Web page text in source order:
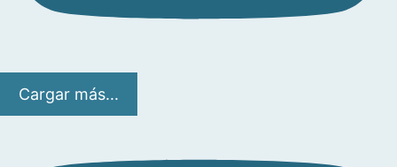
Cargar más...